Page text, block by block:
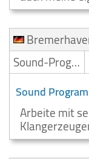
Sound-Programmierer
Sound
Arbeite mit